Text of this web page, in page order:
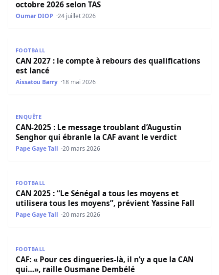
octobre 2026 selon TAS
Oumar DIOP 24 juillet 2026
FOOTBALL
CAN 2027 : le compte à rebours des qualifications
est lancé
Aissatou Barry 18 mai 2026
ENQUÊTE
CAN-2025 : Le message troublant d’Augustin
Senghor qui ébranle la CAF avant le verdict
Pape Gaye Tall 20 mars 2026
FOOTBALL
CAN 2025 : “Le Sénégal a tous les moyens et
utilisera tous les moyens”, prévient Yassine Fall
Pape Gaye Tall 20 mars 2026
FOOTBALL
CAF: « Pour ces dingueries-là, il n’y a que la CAN
qui…», raille Ousmane Dembélé